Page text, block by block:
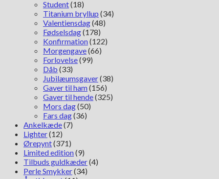
Student(18)
Titanium bryllup (34)
Valentiensdag(48)
Fødselsdag(178)
Konfirmation(122)
Morgengave(66)
Forlovelse(99)
Dåb (33)
Jubilæumsgaver(38)
Gaver til ham(156)
Gaver til hende(325)
Mors dag(50)
Fars dag(36)
Ankelkæde(7)
Lighter(12)
Ørepynt(371)
Limited edition(9)
Tilbuds guldkæder(4)
Perle Smykker(34)